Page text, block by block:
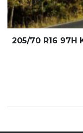
205/70 R16 97H